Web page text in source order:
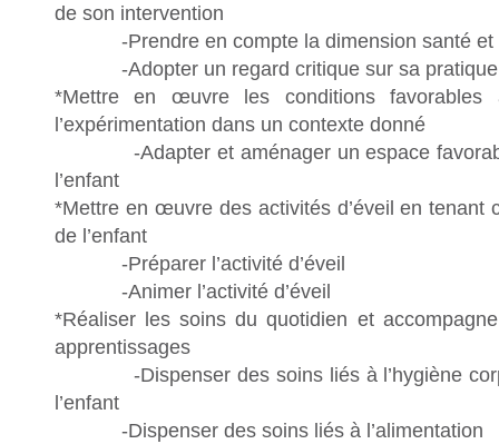
de son intervention
-Prendre en compte la dimension santé et
-Adopter un regard critique sur sa pratique
*Mettre en œuvre les conditions
l’expérimentation dans un contexte donné
-Adapter et aménager un espace
l’enfant
*Mettre en œuvre des activités d’éveil en tenant
de l’enfant
-Préparer l’activité d’éveil
-Animer l’activité d’éveil
*Réaliser les soins du quotidien et
apprentissages
-Dispenser des soins liés à l’hygiène
l’enfant
-Dispenser des soins liés à l’alimentation